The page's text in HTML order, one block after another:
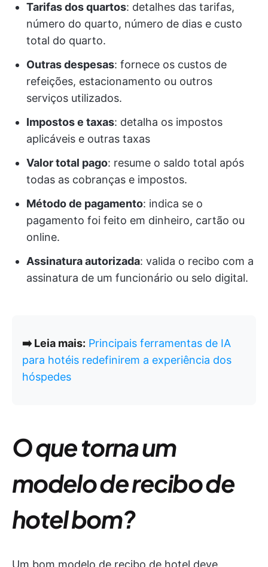
Tarifas dos quartos: detalhes das tarifas,
número do quarto, número de dias e custo
total do quarto.
Outras despesas: fornece os custos de
refeições, estacionamento ou outros
serviços utilizados.
Impostos e taxas: detalha os impostos
aplicáveis e outras taxas
Valor total pago: resume o saldo total após
todas as cobranças e impostos.
Método de pagamento: indica se o
pagamento foi feito em dinheiro, cartão ou
online.
Assinatura autorizada: valida o recibo com a
assinatura de um funcionário ou selo digital.
➡️ Leia mais: Principais ferramentas de IA
para hotéis redefinirem a experiência dos
hóspedes
O que torna um
modelo de recibo de
hotel bom?
Um bom modelo de recibo de hotel deve